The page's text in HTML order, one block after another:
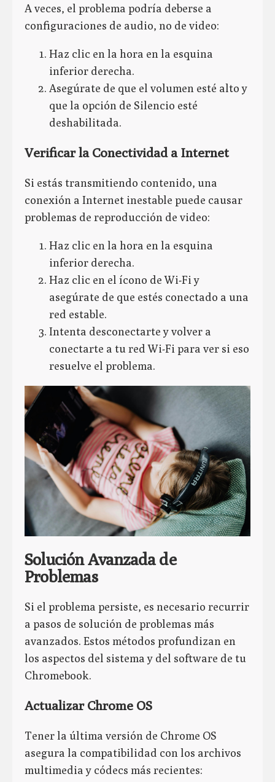
A veces, el problema podría deberse a
configuraciones de audio, no de video:
Haz clic en la hora en la esquina
inferior derecha.
Asegúrate de que el volumen esté alto y
que la opción de Silencio esté
deshabilitada.
Verificar la Conectividad a Internet
Si estás transmitiendo contenido, una
conexión a Internet inestable puede causar
problemas de reproducción de video:
Haz clic en la hora en la esquina
inferior derecha.
Haz clic en el ícono de Wi-Fi y
asegúrate de que estés conectado a una
red estable.
Intenta desconectarte y volver a
conectarte a tu red Wi-Fi para ver si eso
resuelve el problema.
Solución Avanzada de
Problemas
Si el problema persiste, es necesario recurrir
a pasos de solución de problemas más
avanzados. Estos métodos profundizan en
los aspectos del sistema y del software de tu
Chromebook.
Actualizar Chrome OS
Tener la última versión de Chrome OS
asegura la compatibilidad con los archivos
multimedia y códecs más recientes: